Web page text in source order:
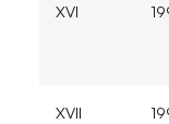
XVI
XVII